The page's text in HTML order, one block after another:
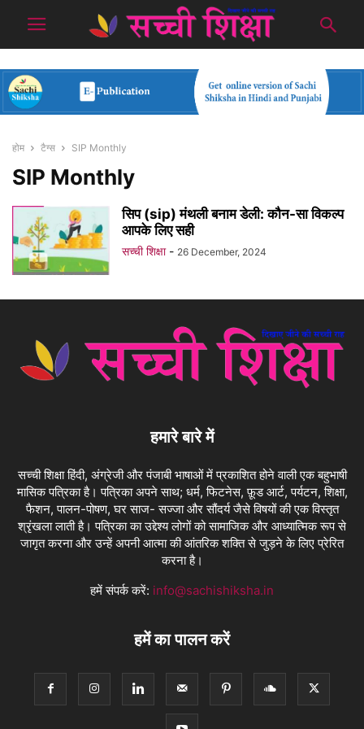
होम टैग्स SIP Monthly
SIP Monthly
सिप (sip) मंथली बनाम डेली: कौन-सा विकल्प
आपके लिए सही
सच्ची शिक्षा - 26 December, 2024
हमारे बारे में
सच्ची शिक्षा हिंदी, अंग्रेजी और पंजाबी भाषाओं में प्रकाशित होने वाली एक बहुभाषी
मासिक पत्रिका है। पत्रिका अपने साथ; धर्म, फिटनेस, फ़ूड आर्ट, पर्यटन, शिक्षा,
फैशन, पालन-पोषण, घर साज- सज्जा और सौंदर्य जैसे विषयों की एक विस्तृत
श्रृंखला लाती है। पत्रिका का उद्देश्य लोगों को सामाजिक और आध्यात्मिक रूप से
जागृत करना और उन्हें अपनी आत्मा की आंतरिक शक्ति से जुड़ने के लिए प्रेरित
करना है।
हमें संपर्क करें: info@sachishiksha.in
हमें का पालन करें